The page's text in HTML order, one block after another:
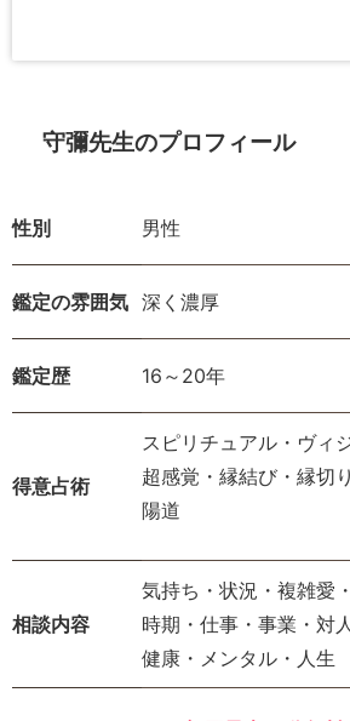
守彌先生のプロフィール
性別 男性
鑑定の雰囲気 深く濃厚
鑑定歴 16～20年
得意占術
スピリチュアル・ヴィ
超感覚・縁結び・縁切
陽道
相談内容
気持ち・状況・複雑愛
時期・仕事・事業・対
健康・メンタル・人生